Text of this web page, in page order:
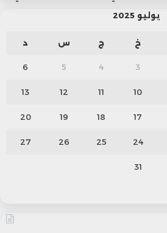
يوليو 2025
خ ج س د
3
4
5
6
10
11
12
13
17
18
19
20
24
25
26
27
31